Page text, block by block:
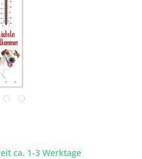
ca. 1-3 Werktage